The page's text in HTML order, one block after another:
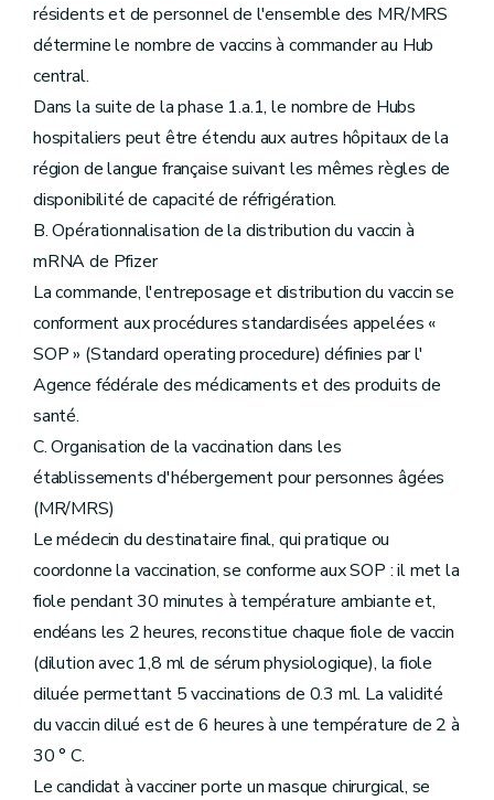
résidents et de personnel de l'ensemble des MR/MRS
détermine le nombre de vaccins à commander au Hub
central.
Dans la suite de la phase 1.a.1, le nombre de Hubs
hospitaliers peut être étendu aux autres hôpitaux de la
région de langue française suivant les mêmes règles de
disponibilité de capacité de réfrigération.
B. Opérationnalisation de la distribution du vaccin à
mRNA de Pfizer
La commande, l'entreposage et distribution du vaccin se
conforment aux procédures standardisées appelées «
SOP » (Standard operating procedure) définies par l'
Agence fédérale des médicaments et des produits de
santé.
C. Organisation de la vaccination dans les
établissements d'hébergement pour personnes âgées
(MR/MRS)
Le médecin du destinataire final, qui pratique ou
coordonne la vaccination, se conforme aux SOP : il met la
fiole pendant 30 minutes à température ambiante et,
endéans les 2 heures, reconstitue chaque fiole de vaccin
(dilution avec 1,8 ml de sérum physiologique), la fiole
diluée permettant 5 vaccinations de 0.3 ml. La validité
du vaccin dilué est de 6 heures à une température de 2 à
30 ° C.
Le candidat à vacciner porte un masque chirurgical, se